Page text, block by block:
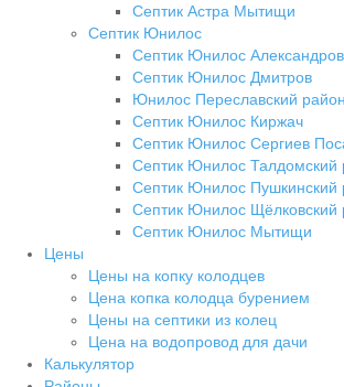
Септик Астра Мытищи
Септик Юнилос
Септик Юнилос Александров
Септик Юнилос Дмитров
Юнилос Переславский район
Септик Юнилос Киржач
Септик Юнилос Сергиев
Септик Юнилос Талдомский
Септик Юнилос Пушкинский
Септик Юнилос Щёлковский
Септик Юнилос Мытищи
Цены
Цены на копку колодцев
Цена копка колодца бурением
Цены на септики из колец
Цена на водопровод для дачи
Калькулятор